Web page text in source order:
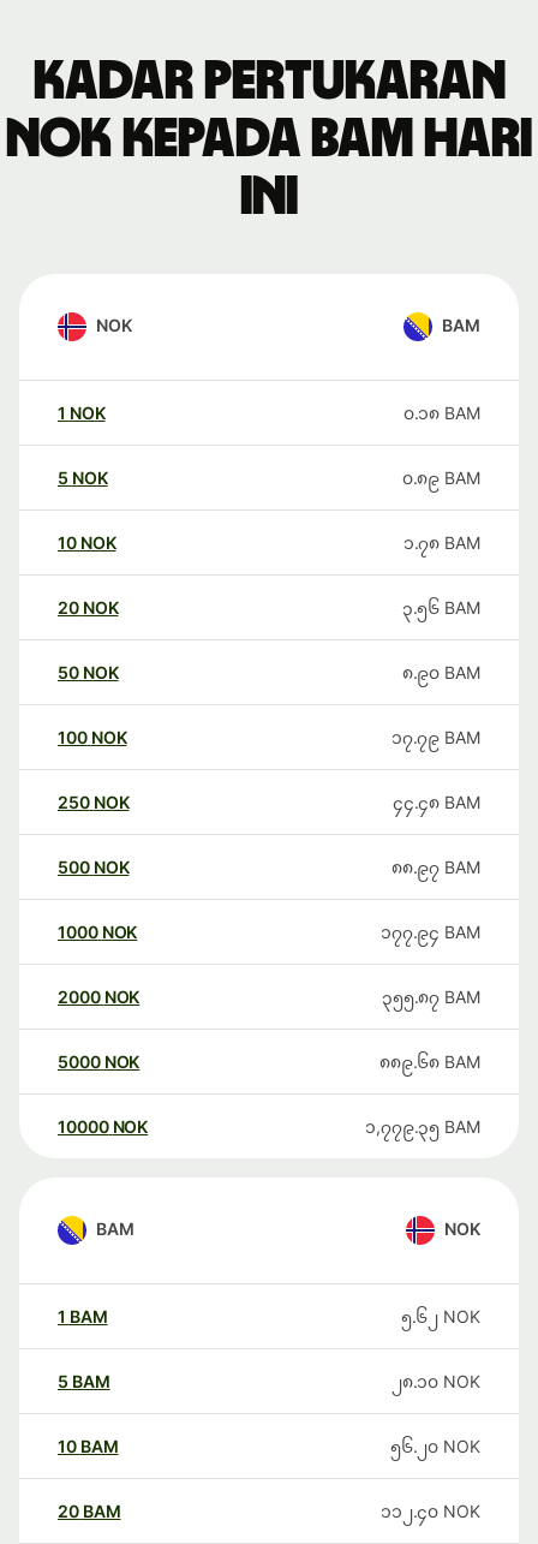
Kadar pertukaran
NOK kepada BAM hari
ini
NOK BAM
1 NOK ၀.၁၈ BAM
5 NOK ၀.၈၉ BAM
10 NOK ၁.၇၈ BAM
20 NOK ၃.၅၆ BAM
50 NOK ၈.၉၀ BAM
100 NOK ၁၇.၇၉ BAM
250 NOK ၄၄.၄၈ BAM
500 NOK ၈၈.၉၇ BAM
1000 NOK ၁၇၇.၉၄ BAM
2000 NOK ၃၅၅.၈၇ BAM
5000 NOK ၈၈၉.၆၈ BAM
10000 NOK ၁,၇၇၉.၃၅ BAM
BAM NOK
1 BAM ၅.၆၂ NOK
5 BAM ၂၈.၁၀ NOK
10 BAM ၅၆.၂၀ NOK
20 BAM ၁၁၂.၄၀ NOK